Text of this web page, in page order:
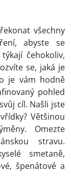
všechny
abyste se
čehokoliv,
se, jaká je
je vám hodně
pohled
cíl. Našli jste
Většinou
Omezte
stravu.
smetaně,
špenátové a